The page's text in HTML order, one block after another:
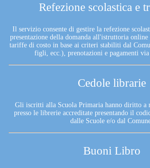
Refezione scolastica e
Il servizio consente di gestire la refezione
presentazione della domanda all'istruttoria online
tariffe di costo in base ai criteri stabiliti dal
figli, ecc.), prenotazioni e pagamenti via
Cedole librarie
Gli iscritti alla Scuola Primaria hanno diritto
presso le librerie accreditate presentando il
dalle Scuole e/o dal
Buoni Libro